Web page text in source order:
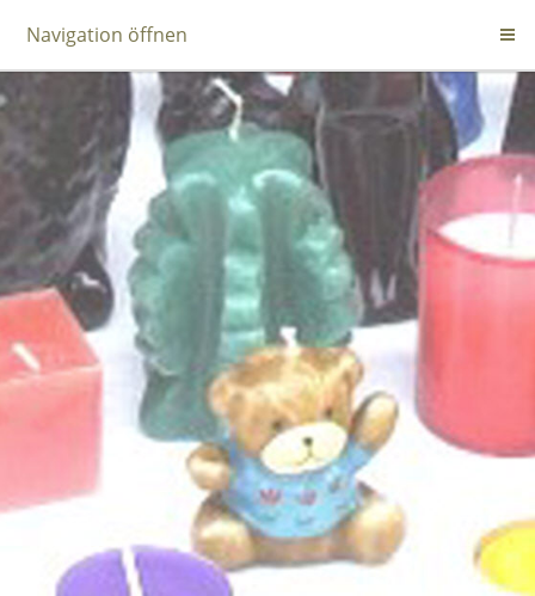
Navigation öffnen